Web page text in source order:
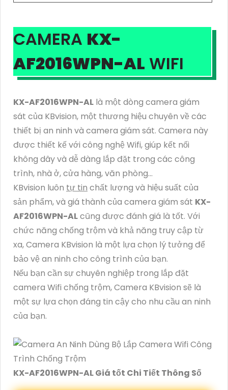
CAMERA KX-
AF2016WPN-AL WIFI
KX-AF2016WPN-AL là một dòng camera giám
sát của KBvision, một thương hiệu chuyên về các
thiết bị an ninh và camera giám sát. Camera này
được thiết kế với công nghệ Wifi, giúp kết nối
không dây và dễ dàng lắp đặt trong các công
trình, nhà ở, cửa hàng, văn phòng...
KBvision luôn tự tin chất lượng và hiệu suất của
sản phẩm, và giá thành của camera giám sát KX-
AF2016WPN-ALcũng được đánh giá là tốt. Với
chức năng chống trộm và khả năng truy cập từ
xa, Camera KBvision là một lựa chọn lý tưởng để
bảo vệ an ninh cho công trình của bạn.
Nếu bạn cần sự chuyên nghiệp trong lắp đặt
camera Wifi chống trộm, Camera KBvision sẽ là
một sự lựa chọn đáng tin cậy cho nhu cầu an ninh
của bạn.
KX-AF2016WPN-AL Giá tốt Chi Tiết Thông Số